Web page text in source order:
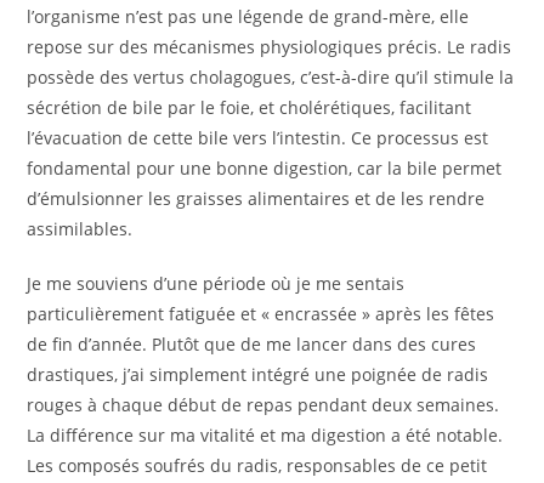
l’organisme n’est pas une légende de grand-mère, elle
repose sur des mécanismes physiologiques précis. Le radis
possède des vertus cholagogues, c’est-à-dire qu’il stimule la
sécrétion de bile par le foie, et cholérétiques, facilitant
l’évacuation de cette bile vers l’intestin. Ce processus est
fondamental pour une bonne digestion, car la bile permet
d’émulsionner les graisses alimentaires et de les rendre
assimilables.
Je me souviens d’une période où je me sentais
particulièrement fatiguée et « encrassée » après les fêtes
de fin d’année. Plutôt que de me lancer dans des cures
drastiques, j’ai simplement intégré une poignée de radis
rouges à chaque début de repas pendant deux semaines.
La différence sur ma vitalité et ma digestion a été notable.
Les composés soufrés du radis, responsables de ce petit